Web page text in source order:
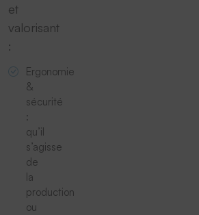
et
valorisant
:
Ergonomie
&
sécurité
:
qu’il
s’agisse
de
la
production
ou